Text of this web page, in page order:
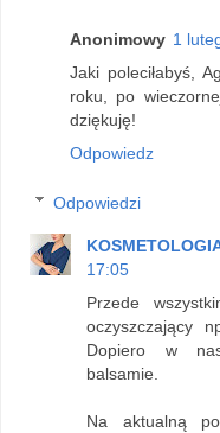
Anonimowy 1
Jaki poleciłabyś,
roku, po
dziękuję!
Odpowiedz
Odpowiedzi
17:05
Przede
oczyszczający
Dopiero w
balsamie.
Na aktualną